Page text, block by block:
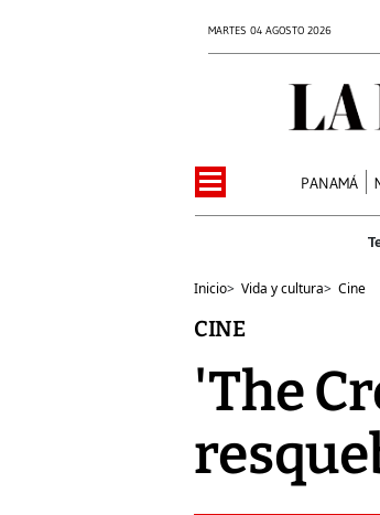
MARTES 04 AGOSTO 2026
PANAMÁ
Inicio> Vida y cultura> Cine
CINE
'The